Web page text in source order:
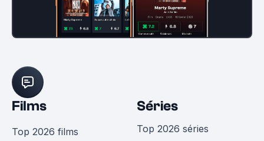
Films
Top 2026 films
Séries
Top 2026 séries